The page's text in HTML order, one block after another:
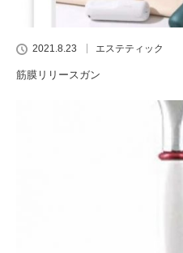
2021.8.23 エステティック
筋膜リリースガン